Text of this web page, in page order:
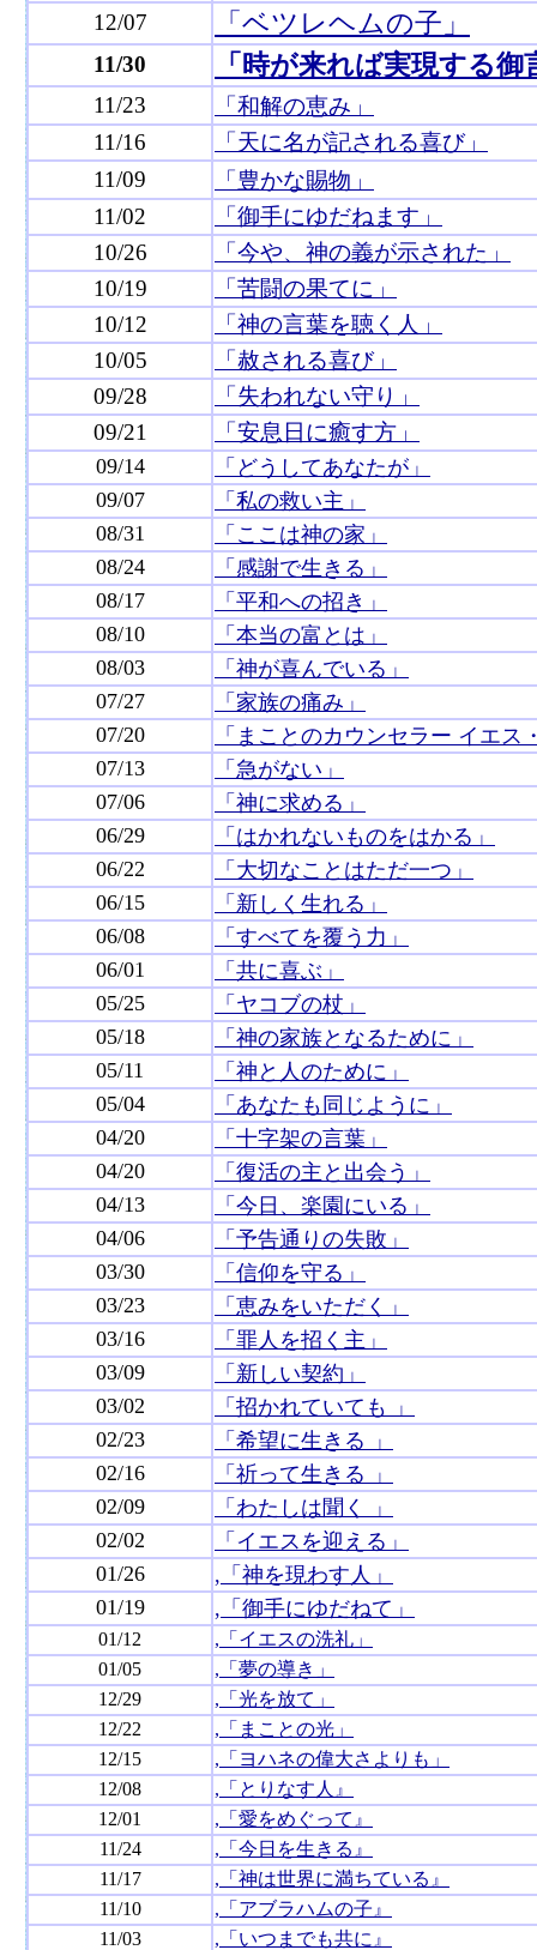
12/07 「ベツレヘムの子」
11/30 「時が来れば実現する御
11/23
「和解の恵み」
11/16
「天に名が記される喜び」
11/09
「豊かな賜物」
11/02
「御手にゆだねます」
10/26
「今や、神の義が示された」
10/19
「苦闘の果てに」
10/12
「神の言葉を聴く人」
10/05
「赦される喜び」
09/28
「失われない守り」
09/21
「安息日に癒す方」
09/14
「どうしてあなたが」
09/07
「私の救い主」
08/31
「ここは神の家」
08/24
「感謝で生きる」
08/17
「平和への招き」
08/10
「本当の富とは」
08/03
「神が喜んでいる」
07/27
「家族の痛み」
07/20
「まことのカウンセラー イエス
07/13
「急がない」
07/06
「神に求める」
06/29
「はかれないものをはかる」
06/22
「大切なことはただ一つ」
06/15
「新しく生れる」
06/08
「すべてを覆う力」
06/01
「共に喜ぶ」
05/25
「ヤコブの杖」
05/18
「神の家族となるために」
05/11
「神と人のために」
05/04
「あなたも同じように」
04/20
「十字架の言葉」
04/20
「復活の主と出会う」
04/13
「今日、楽園にいる」
04/06
「予告通りの失敗」
03/30
「信仰を守る」
03/23
「恵みをいただく」
03/16
「罪人を招く主」
03/09
「新しい契約」
03/02
「招かれていても 」
02/23
「希望に生きる 」
02/16
「祈って生きる 」
02/09
「わたしは聞く 」
02/02
「イエスを迎える」
01/26
,「神を現わす人」
01/19
,「御手にゆだねて」
01/12
,「イエスの洗礼」
01/05
,「夢の導き」
12/29
,「光を放て」
12/22
,「まことの光」
12/15
,「ヨハネの偉大さよりも」
12/08
,「とりなす人』
12/01
,「愛をめぐって』
11/24
,「今日を生きる』
11/17
,「神は世界に満ちている』
11/10
,「アブラハムの子』
11/03
,「いつまでも共に』